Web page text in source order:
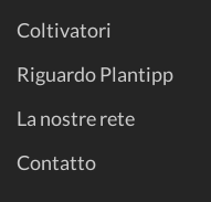
Coltivatori
Riguardo Plantipp
La nostre rete
Contatto